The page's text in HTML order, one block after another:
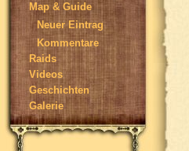
Map & Guide
Neuer Eintrag
Kommentare
Raids
Videos
Geschichten
Galerie